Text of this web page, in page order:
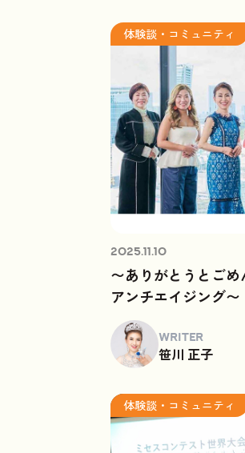
体験談・コミュニティ
2025.11.10
〜ありがとうとご
アンチエイジング〜
WRITER
笹川 正子
体験談・コミュニティ